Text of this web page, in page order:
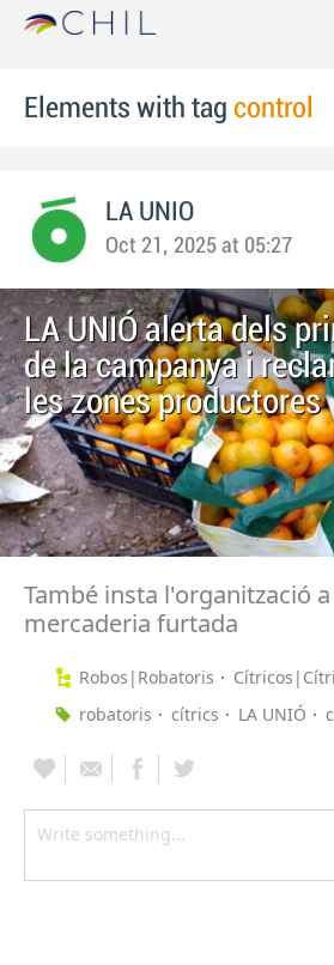
Elements with tag control
LA UNIO
Oct 21, 2025 at 05:27
LA UNIÓ alerta dels
de la campanya i
les zones productores
També insta l'organització
mercaderia furtada
Robos|Robatoris
robatoris
cítrics LA UNIÓ